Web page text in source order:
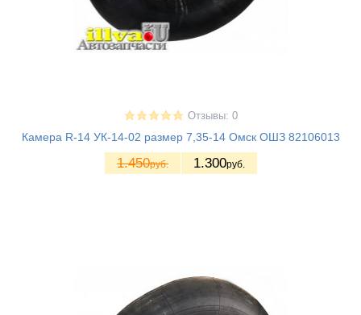
Отзывы: 0
Камера R-14 УК-14-02 размер 7,35-14 Омск ОШЗ 82106013
1.450руб. 1.300руб.